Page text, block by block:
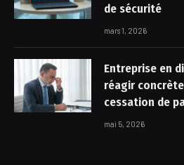
de sécurité
mars 1, 2026
Entreprise en
réagir
cessation de
mai 5, 2026